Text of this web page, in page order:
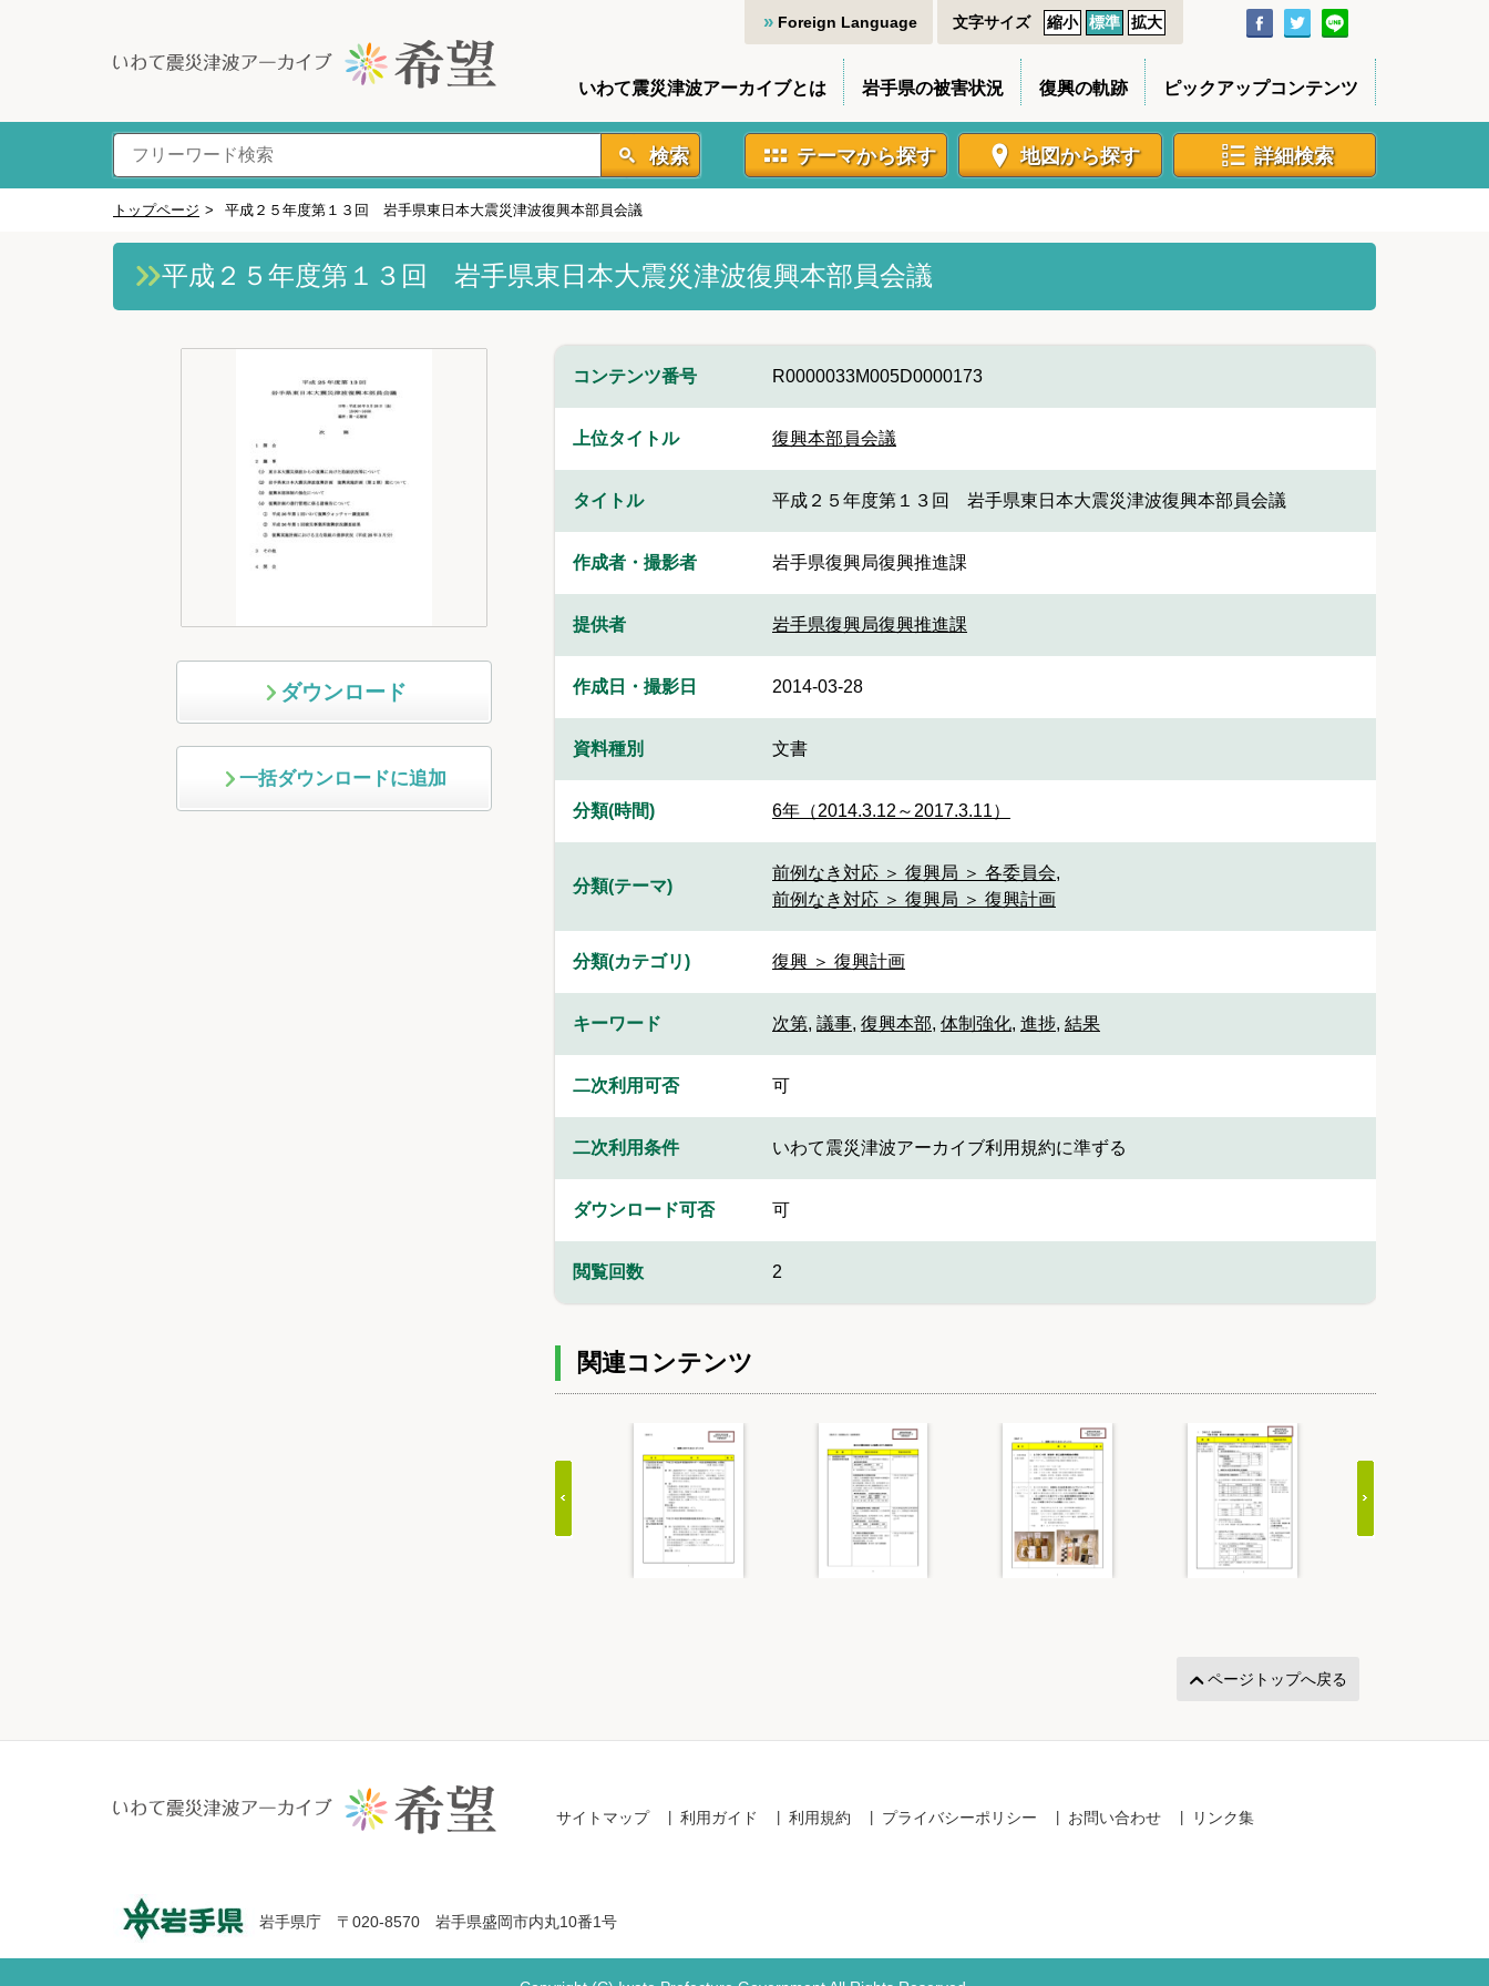
Foreign Language 文字サイズ 縮小 標準 拡大
いわて震災津波アーカイブとは 岩手県の被害状況 復興の軌跡 ピックアップコンテンツ
検索 テーマから探す 地図から探す 詳細検索
トップページ > 平成２５年度第１３回 岩手県東日本大震災津波復興本部員会議
平成２５年度第１３回 岩手県東日本大震災津波復興本部員会議
ダウンロード
一括ダウンロードに追加
コンテンツ番号 R0000033M005D0000173
上位タイトル 復興本部員会議
タイトル 平成２５年度第１３回 岩手県東日本大震災津波復興本部員会議
作成者・撮影者 岩手県復興局復興推進課
提供者 岩手県復興局復興推進課
作成日・撮影日 2014-03-28
資料種別 文書
分類(時間) 6年（2014.3.12～2017.3.11）
分類(テーマ)
前例なき対応 ＞ 復興局 ＞ 各委員会,
前例なき対応 ＞ 復興局 ＞ 復興計画
分類(カテゴリ) 復興 ＞ 復興計画
キーワード 次第, 議事, 復興本部, 体制強化, 進捗, 結果
二次利用可否 可
二次利用条件 いわて震災津波アーカイブ利用規約に準ずる
ダウンロード可否 可
閲覧回数 2
関連コンテンツ
ページトップへ戻る
サイトマップ 利用ガイド 利用規約 プライバシーポリシー お問い合わせ リンク集
岩手県庁 〒020-8570 岩手県盛岡市内丸10番1号